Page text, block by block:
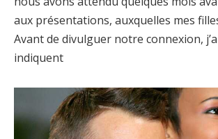
aux présentations, auxquelles mes
Avant de divulguer notre connexion,
indiquent